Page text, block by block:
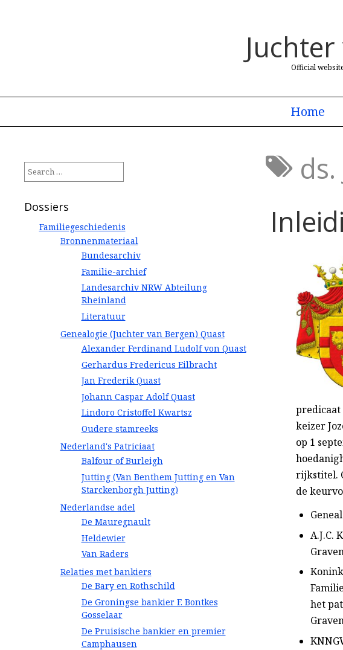
Official
Home
ds.
predicaat
keizer
op 1
rijkstitel.
de
A.J.C.
het
for:
Dossiers
Familiegeschiedenis
Bronnenmateriaal
Bundesarchiv
Familie-archief
Landesarchiv NRW Abteilung
Rheinland
Literatuur
Genealogie (Juchter van Bergen) Quast
Alexander Ferdinand Ludolf von Quast
Gerhardus Fredericus Eilbracht
Jan Frederik Quast
Johann Caspar Adolf Quast
Lindoro Cristoffel Kwartsz
Oudere stamreeks
Nederland's Patriciaat
Balfour of Burleigh
Jutting (Van Benthem Jutting en Van
Starckenborgh Jutting)
Nederlandse adel
De Mauregnault
Heldewier
Van Raders
Relaties met bankiers
De Bary en Rothschild
De Groningse bankier F. Bontkes
Gosselaar
De Pruisische bankier en premier
Camphausen